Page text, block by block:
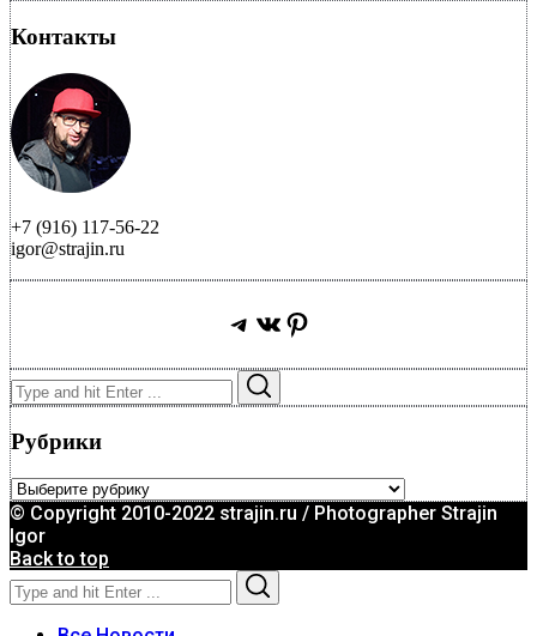
Контакты
+7 (916) 117-56-22
igor@strajin.ru
Telegram
ВКонтакте
Pinterest
Search
for:
Рубрики
Рубрики
© Copyright 2010-2022 strajin.ru / Photographer Strajin
Igor
Back to top
Search
for: